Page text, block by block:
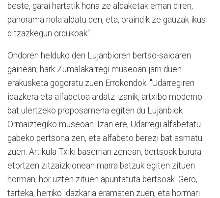
beste, garai hartatik hona ze aldaketak eman diren,
panorama nola aldatu den, eta, oraindik ze gauzak ikusi
ditzazkegun ordukoak".
Ondoren helduko den Lujanbioren bertso-saioaren
gainean, hark Zumalakarregi museoan jarri duen
erakusketa gogoratu zuen Errokondok: "Udarregiren
idazkera eta alfabetoa ardatz izanik, artxibo moderno
bat ulertzeko proposamena egiten du Lujanbiok
Ormaiztegiko museoan. Izan ere, Udarregi alfabetatu
gabeko pertsona zen, eta alfabeto berezi bat asmatu
zuen. Artikula Txiki baserrian zenean, bertsoak burura
etortzen zitzaizkionean marra batzuk egiten zituen
horman; hor uzten zituen apuntatuta bertsoak. Gero,
tarteka, herriko idazkaria eramaten zuen, eta hormari